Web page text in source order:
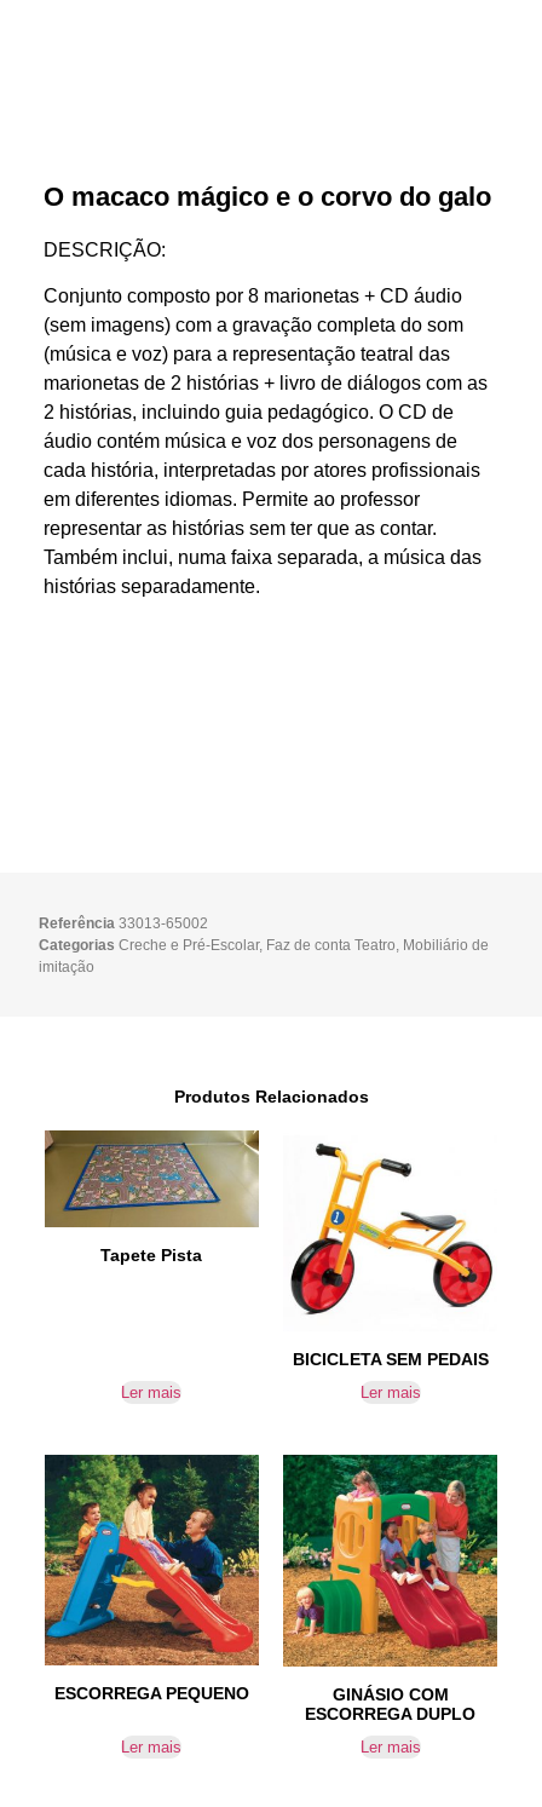
O macaco mágico e o corvo do galo
DESCRIÇÃO:
Conjunto composto por 8 marionetas + CD áudio
(sem imagens) com a gravação completa do som
(música e voz) para a representação teatral das
marionetas de 2 histórias + livro de diálogos com as
2 histórias, incluindo guia pedagógico. O CD de
áudio contém música e voz dos personagens de
cada história, interpretadas por atores profissionais
em diferentes idiomas. Permite ao professor
representar as histórias sem ter que as contar.
Também inclui, numa faixa separada, a música das
histórias separadamente.
Referência33013-65002
Categorias Creche e Pré-Escolar, Faz de conta Teatro Mobiliário de
imitação
Produtos Relacionados
Tapete Pista
Ler mais
BICICLETA SEM PEDAIS
Ler mais
ESCORREGA PEQUENO
Ler mais
GINÁSIO COM
ESCORREGA DUPLO
Ler mais